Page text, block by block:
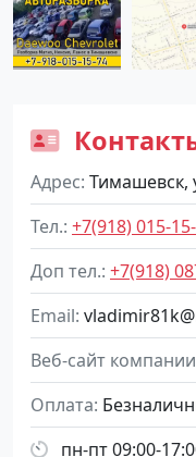
Адрес Тимашевск,
Тел. +7(918) 015-
Доп тел. +7(918)
Email
Веб-сайт компании
Оплата
пн-пт 09:00-